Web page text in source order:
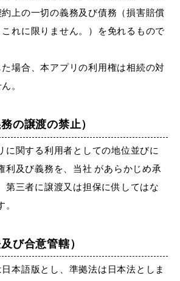
上の一切の義務及び債務（損害賠償
れに限りません。）を免れるもので
場合、本アプリの利用権は相続の対
。
の譲渡の禁止）
に関する利用者としての地位並びに
利及び義務を、当社 があらかじめ承
第三者に譲渡又は担保に供してはな
び合意管轄）
本語版とし、準拠法は日本法としま